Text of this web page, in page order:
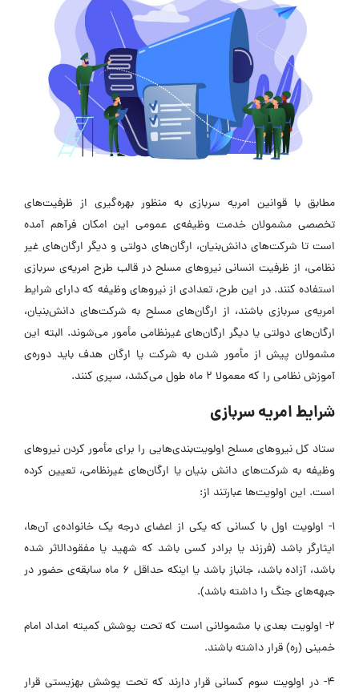
مطابق با قوانین امریه سربازی به منظور بهره‌گیری از ظرفیت‌های
تخصصی مشمولان خدمت وظیفه‌ی عمومی این امکان فرآهم آمده
است تا شرکت‌های دانش‌بنیان، ارگان‌های دولتی و دیگر ارگان‌های غیر
نظامی، از ظرفیت انسانی نیروهای مسلح در قالب طرح امریه‌ی سربازی
استفاده کنند. در این طرح، تعدادی از نیروهای وظیفه که دارای شرایط
امریه‌ی سربازی باشند، از ارگان‌های مسلح به شرکت‌های دانش‌بنیان،
ارگان‌های دولتی یا دیگر ارگان‌های غیرنظامی مأمور می‌شوند. البته این
مشمولان پیش از مأمور شدن به شرکت یا ارگان هدف باید دوره‌ی
آموزش نظامی را که معمولا ۲ ماه طول می‌کشد، سپری کنند.
شرایط امریه سربازی
ستاد کل نیروهای مسلح اولویت‌بندی‌هایی را برای مأمور کردن نیروهای
وظیفه به شرکت‌های دانش‌ بنیان یا ارگان‌های غیرنظامی، تعیین کرده
است. این اولویت‌ها عبارتند از:
۱- اولویت اول با کسانی که یکی از اعضای درجه یک خانواده‌ی آن‌ها،
ایثارگر باشد (فرزند یا برادر کسی باشد که شهید یا مفقودالاثر شده
باشد، آزاده باشد، جانباز باشد یا اینکه حداقل ۶ ماه سابقه‌ی حضور در
جبهه‌های جنگ را داشته باشد).
۲- اولویت بعدی با مشمولانی است که تحت پوشش کمیته‌ امداد امام
خمینی (ره) قرار داشته باشند.
۴- در اولویت سوم کسانی قرار دارند که تحت پوشش بهزیستی قرار